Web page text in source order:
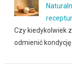
Czy kiedykolwiek
odmienić kondycję